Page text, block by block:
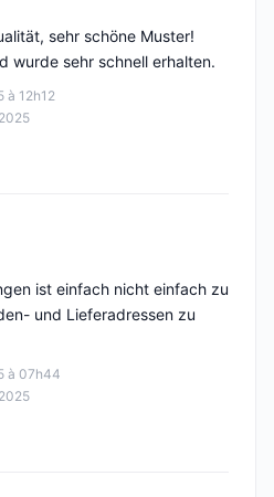
à 12h12
sehr schöne Muster!
wurde sehr schnell erhalten.
à 07h44
ist einfach nicht einfach zu
und Lieferadressen zu